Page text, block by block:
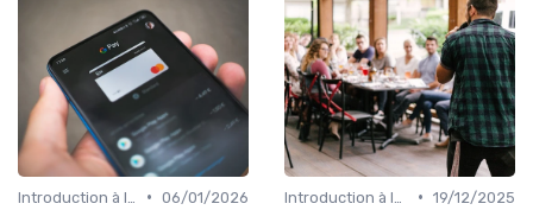
• 06/01/2026
• 19/12/2025